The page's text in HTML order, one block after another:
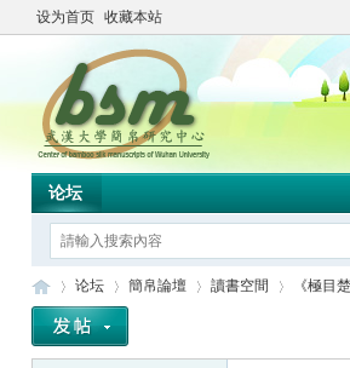
设为首页 收藏本站
论坛
论坛 簡帛論壇 讀書空間 《極目